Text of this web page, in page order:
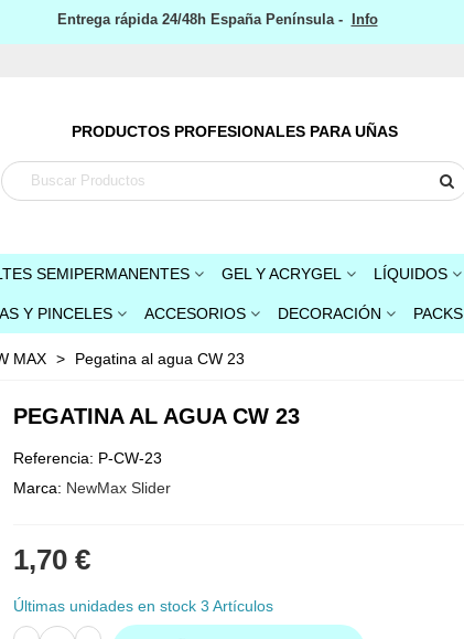
Entrega rápida 24/48h España Península - Info
PRODUCTOS PROFESIONALES PARA UÑAS
SEMIPERMANENTES GEL Y ACRYGEL LÍQUIDOS
Y PINCELES ACCESORIOS DECORACIÓN PACKS
MAX > Pegatina al agua CW 23
PEGATINA AL AGUA CW 23
Referencia: P-CW-23
Marca: NewMax Slider
1,70 €
Últimas unidades en stock 3 Artículos